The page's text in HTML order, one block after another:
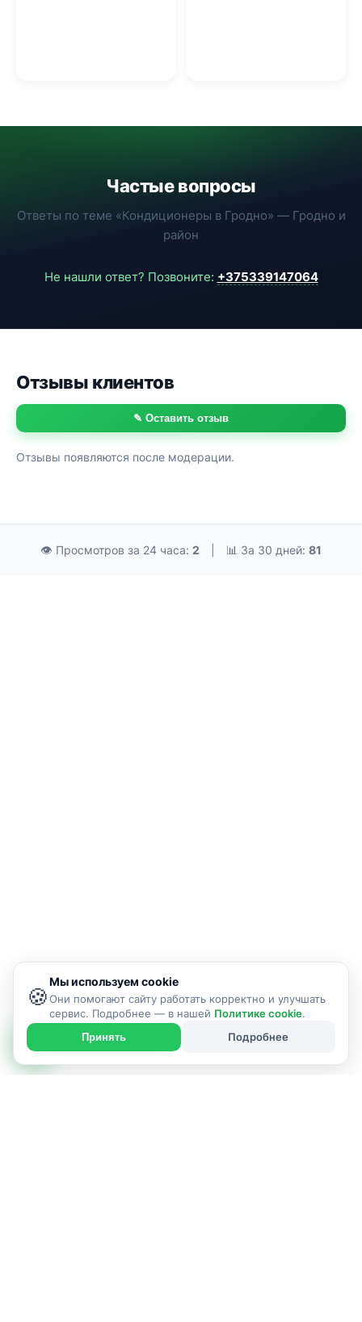
Частые вопросы
Ответы по теме «Кондиционеры в Гродно» — Гродно и
район
Не нашли ответ? Позвоните: +375339147064
Отзывы клиентов
✎ Оставить отзыв
Отзывы появляются после модерации.
👁 Просмотров за 24 часа: 2 📊 За 30 дней: 81
🍪
Мы используем cookie
Они помогают сайту работать корректно и улучшать
сервис. Подробнее — в нашей Политике cookie.
Принять Подробнее